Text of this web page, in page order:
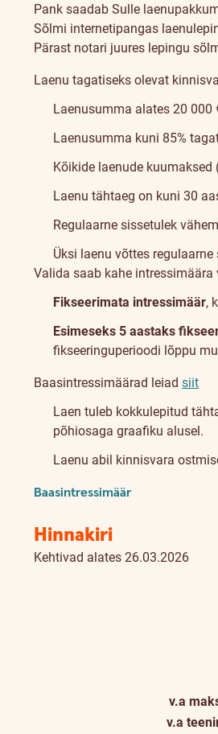
Pank saadab Sulle
Sõlmi internetipangas
Pärast notari juures lepingu
Laenu tagatiseks olevat
Laenusumma alates 20 000
Laenusumma kuni 85%
Kõikide laenude
Laenu tähtaeg on kuni 30
Regulaarne sissetulek
Üksi laenu võttes
Valida saab kahe intressimäära
Fikseerimata intressimäär,
Esimeseks 5 aastaks
fikseeringuperioodi lõppu
Baasintressimäärad leiad siit
Laen tuleb kokkulepitud
põhiosaga graafiku alusel.
Laenu abil kinnisvara
Baasintressimäär
Hinnakiri
Kehtivad alates 26.03.2026
v.a
v.a